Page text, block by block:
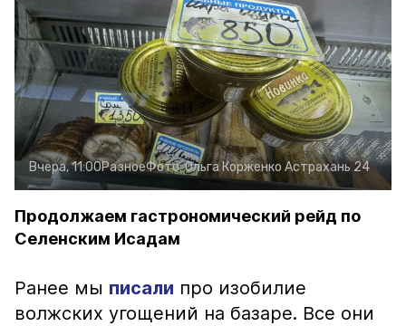
Вчера, 11:00РазноеФото:Ольга Корженко Астрахань 24
Продолжаем гастрономический рейд по
Селенским Исадам
Ранее мы писали про изобилие
волжских угощений на базаре. Все они